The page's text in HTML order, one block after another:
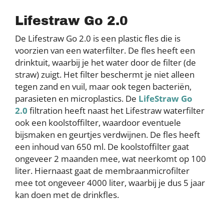
Lifestraw Go 2.0
De Lifestraw Go 2.0 is een plastic fles die is
voorzien van een waterfilter. De fles heeft een
drinktuit, waarbij je het water door de filter (de
straw) zuigt. Het filter beschermt je niet alleen
tegen zand en vuil, maar ook tegen bacteriën,
parasieten en microplastics. De LifeStraw Go
2.0 filtration heeft naast het Lifestraw waterfilter
ook een koolstoffilter, waardoor eventuele
bijsmaken en geurtjes verdwijnen. De fles heeft
een inhoud van 650 ml. De koolstoffilter gaat
ongeveer 2 maanden mee, wat neerkomt op 100
liter. Hiernaast gaat de membraanmicrofilter
mee tot ongeveer 4000 liter, waarbij je dus 5 jaar
kan doen met de drinkfles.